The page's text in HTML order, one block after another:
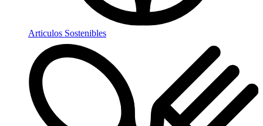
Articulos Sostenibles